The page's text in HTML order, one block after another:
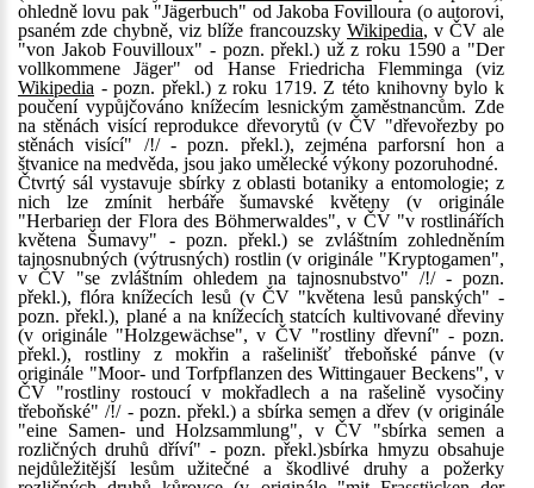
ohledně lovu pak "Jägerbuch" od Jakoba Fovilloura (o autorovi,
psaném zde chybně, viz blíže francouzsky Wikipedia, v ČV ale
"von Jakob Fouvilloux" - pozn. překl.) už z roku 1590 a "Der
vollkommene Jäger" od Hanse Friedricha Flemminga (viz
Wikipedia - pozn. překl.) z roku 1719. Z této knihovny bylo k
poučení vypůjčováno knížecím lesnickým zaměstnancům. Zde
na stěnách visící reprodukce dřevorytů (v ČV "dřevořezby po
stěnách visící" /!/ - pozn. překl.), zejména parforsní hon a
štvanice na medvěda, jsou jako umělecké výkony pozoruhodné.
Čtvrtý sál vystavuje sbírky z oblasti botaniky a entomologie; z
nich lze zmínit herbáře šumavské květeny (v originále
"Herbarien der Flora des Böhmerwaldes", v ČV "v rostlinářích
květena Šumavy" - pozn. překl.) se zvláštním zohledněním
tajnosnubných (výtrusných) rostlin (v originále "Kryptogamen",
v ČV "se zvláštním ohledem na tajnosnubstvo" /!/ - pozn.
překl.), flóra knížecích lesů (v ČV "květena lesů panských" -
pozn. překl.), plané a na knížecích statcích kultivované dřeviny
(v originále "Holzgewächse", v ČV "rostliny dřevní" - pozn.
překl.), rostliny z mokřin a rašelinišť třeboňské pánve (v
originále "Moor- und Torfpflanzen des Wittingauer Beckens", v
ČV "rostliny rostoucí v mokřadlech a na rašelině vysočiny
třeboňské" /!/ - pozn. překl.) a sbírka semen a dřev (v originále
"eine Samen- und Holzsammlung", v ČV "sbírka semen a
rozličných druhů dříví" - pozn. překl.)sbírka hmyzu obsahuje
nejdůležitější lesům užitečné a škodlivé druhy a požerky